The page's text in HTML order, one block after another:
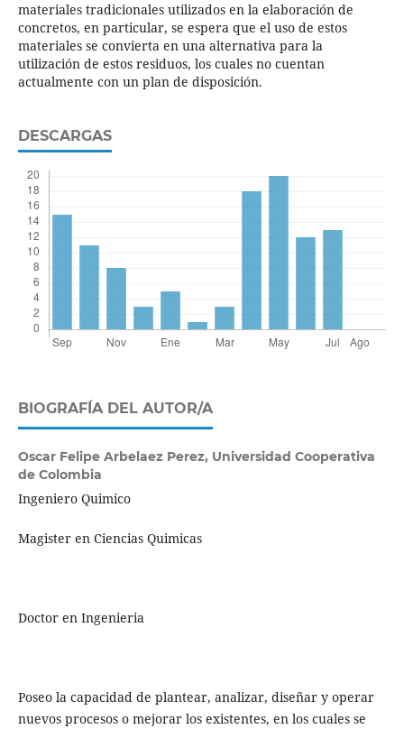
materiales tradicionales utilizados en la elaboración de
concretos, en particular, se espera que el uso de estos
materiales se convierta en una alternativa para la
utilización de estos residuos, los cuales no cuentan
actualmente con un plan de disposición.
DESCARGAS
BIOGRAFÍA DEL AUTOR/A
Oscar Felipe Arbelaez Perez, Universidad Cooperativa
de Colombia
Ingeniero Quimico
Magister en Ciencias Quimicas
Doctor en Ingenieria
Poseo la capacidad de plantear, analizar, diseñar y operar
nuevos procesos o mejorar los existentes, en los cuales se